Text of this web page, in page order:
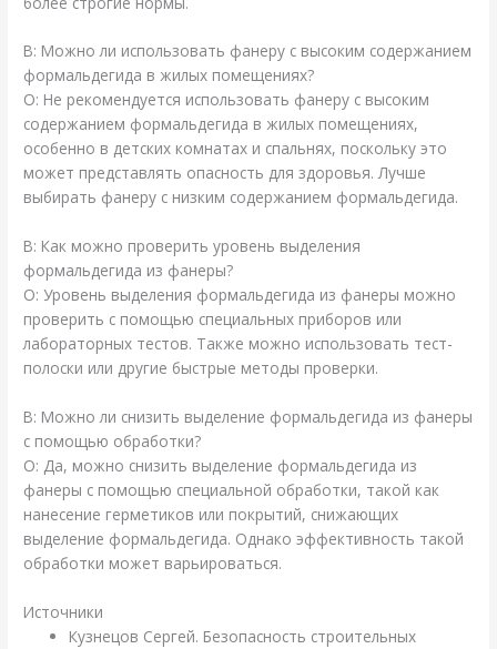
В: Можно ли использовать фанеру с высоким содержанием
формальдегида в жилых помещениях?
О: Не рекомендуется использовать фанеру с высоким
содержанием формальдегида в жилых помещениях,
особенно в детских комнатах и спальнях, поскольку это
может представлять опасность для здоровья. Лучше
выбирать фанеру с низким содержанием формальдегида.
В: Как можно проверить уровень выделения
формальдегида из фанеры?
О: Уровень выделения формальдегида из фанеры можно
проверить с помощью специальных приборов или
лабораторных тестов. Также можно использовать тест-
полоски или другие быстрые методы проверки.
В: Можно ли снизить выделение формальдегида из фанеры
с помощью обработки?
О: Да, можно снизить выделение формальдегида из
фанеры с помощью специальной обработки, такой как
нанесение герметиков или покрытий, снижающих
выделение формальдегида. Однако эффективность такой
обработки может варьироваться.
Источники
Кузнецов Сергей. Безопасность строительных